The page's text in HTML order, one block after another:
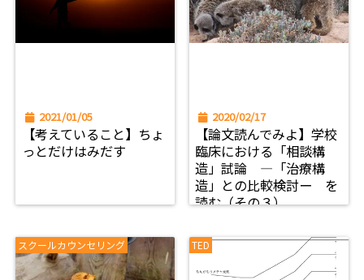
2021/01/05
【考えていること】ちょ
っとだけはみだす
2020/02/17
【論文読んでみよ】学校
臨床における「相談構
造」試論 ―「治療構
造」との比較検討ー を
読む（その３）
スクールカウンセリング TED